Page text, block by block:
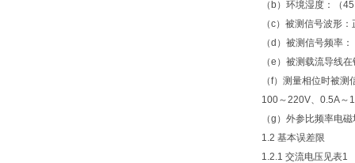
（b）环境湿度：（
（c）被测信号波形
（d）被测信号频率
（e）被测载流导线
（f）测量相位时被测
100～220V、0.5A～
（g）外参比频率电
1.2 基本误差限
1.2.1 交流电压见表1